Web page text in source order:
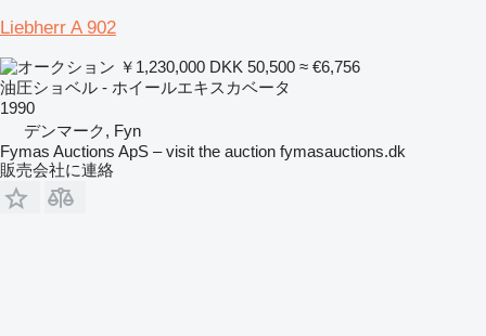
Liebherr A 902
￥1,230,000 DKK 50,500 ≈ €6,756
油圧ショベル - ホイールエキスカベータ
1990
デンマーク, Fyn
Fymas Auctions ApS – visit the auction fymasauctions.dk
販売会社に連絡